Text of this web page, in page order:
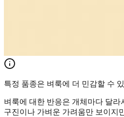
특정 품종은 벼룩에 더 민감할 수
벼룩에 대한 반응은 개체마다 달라
구진이나 가벼운 가려움만 보이지